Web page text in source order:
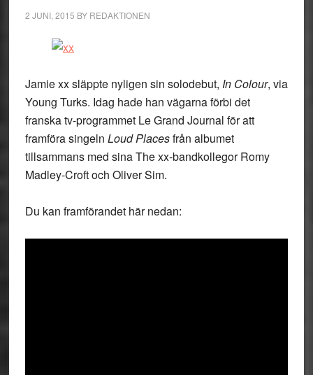
2 JUNI, 2015 BY REDAKTIONEN
Jamie xx släppte nyligen sin solodebut, In Colour, via
Young Turks. Idag hade han vägarna förbi det
franska tv-programmet Le Grand Journal för att
framföra singeln Loud Placesfrån albumet
tillsammans med sina The xx-bandkollegor Romy
Madley-Croft och Oliver Sim.
Du kan framförandet här nedan: